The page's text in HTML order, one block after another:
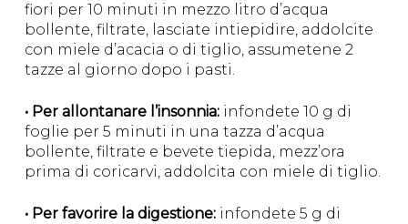
fiori per 10 minuti in mezzo litro d’acqua
bollente, filtrate, lasciate intiepidire, addolcite
con miele d’acacia o di tiglio, assumetene 2
tazze al giorno dopo i pasti.
• Per allontanare l’insonnia:infondete 10 g di
foglie per 5 minuti in una tazza d’acqua
bollente, filtrate e bevete tiepida, mezz’ora
prima di coricarvi, addolcita con miele di tiglio.
• Per favorire la digestione:infondete 5 g di